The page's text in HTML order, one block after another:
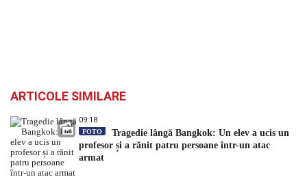
ARTICOLE SIMILARE
09:18
FOTO
Tragedie lângă Bangkok: Un elev a ucis un
profesor și a rănit patru persoane într-un atac
armat